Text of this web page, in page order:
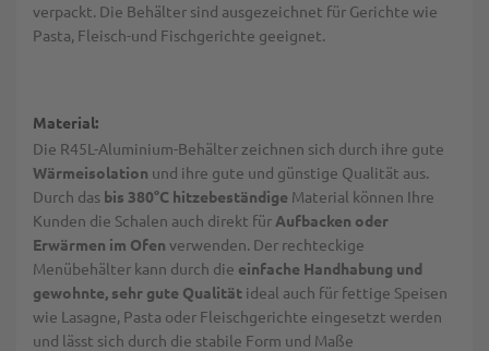
verpackt. Die Behälter sind ausgezeichnet für Gerichte wie
Pasta, Fleisch-und Fischgerichte geeignet.
Material:
Die R45L-Aluminium-Behälter zeichnen sich durch ihre gute
Wärmeisolation und ihre gute und günstige Qualität aus.
Durch das bis 380°C hitzebeständige Material können Ihre
Kunden die Schalen auch direkt für Aufbacken oder
Erwärmen im Ofen verwenden. Der rechteckige
Menübehälter kann durch die einfache Handhabung und
gewohnte, sehr gute Qualität ideal auch für fettige Speisen
wie Lasagne, Pasta oder Fleischgerichte eingesetzt werden
und lässt sich durch die stabile Form und Maße